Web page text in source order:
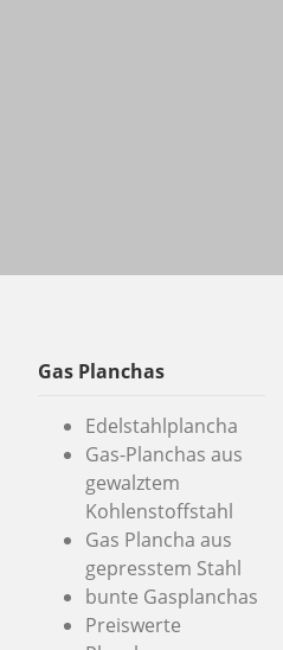
Gas Planchas
Edelstahlplancha
Gas-Planchas aus
gewalztem
Kohlenstoffstahl
Gas Plancha aus
gepresstem Stahl
bunte Gasplanchas
Preiswerte